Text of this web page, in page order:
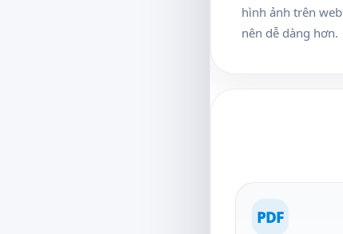
hình ảnh trên
nên dễ dàng hơn.
PDF